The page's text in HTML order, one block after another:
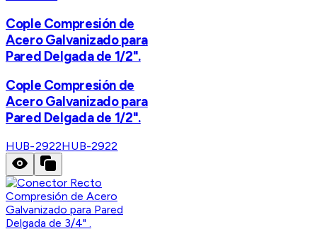
Cople Compresión de
Acero Galvanizado para
Pared Delgada de 1/2".
Cople Compresión de
Acero Galvanizado para
Pared Delgada de 1/2".
HUB-2922HUB-2922